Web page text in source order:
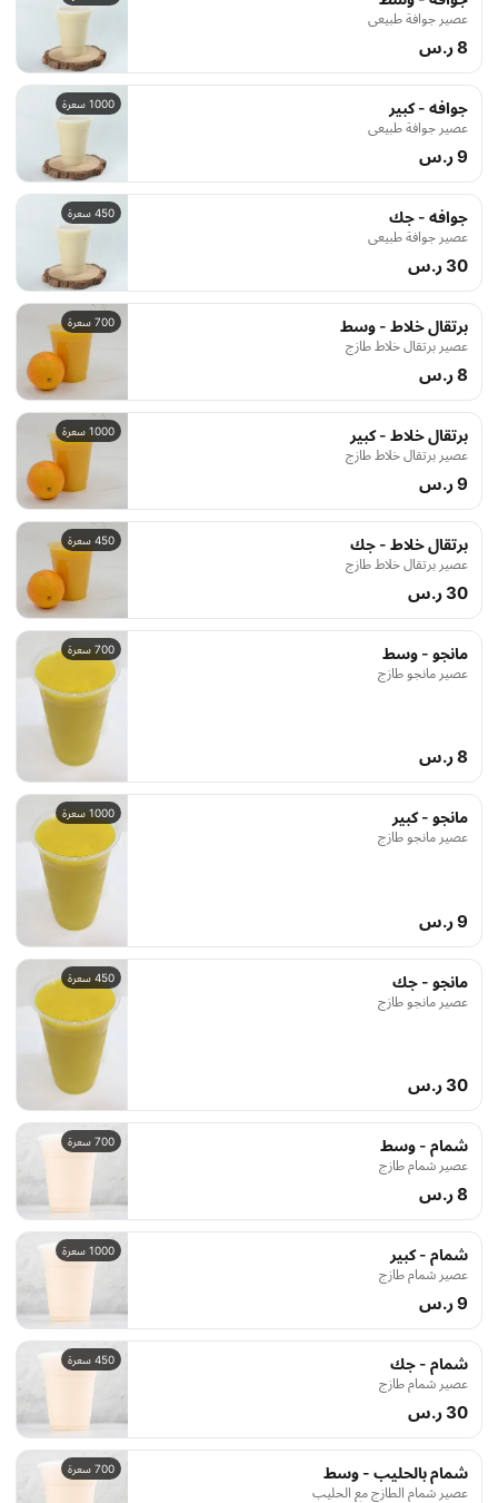
عصير جوافة طبيعي
8 ر.س
1000 سعرة جوافه - كبير
عصير جوافة طبيعي
9 ر.س
450 سعرة جوافه - جك
عصير جوافة طبيعي
30 ر.س
700 سعرة برتقال خلاط - وسط
عصير برتقال خلاط طازج
8 ر.س
1000 سعرة برتقال خلاط - كبير
عصير برتقال خلاط طازج
9 ر.س
450 سعرة برتقال خلاط - جك
عصير برتقال خلاط طازج
30 ر.س
700 سعرة مانجو - وسط
عصير مانجو طازج
8 ر.س
1000 سعرة مانجو - كبير
عصير مانجو طازج
9 ر.س
450 سعرة مانجو - جك
عصير مانجو طازج
30 ر.س
700 سعرة شمام - وسط
عصير شمام طازج
8 ر.س
1000 سعرة شمام - كبير
عصير شمام طازج
9 ر.س
450 سعرة شمام - جك
عصير شمام طازج
30 ر.س
700 سعرة شمام بالحليب - وسط
عصير شمام الطازج مع الحليب